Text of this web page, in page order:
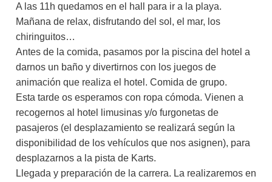
A las 11h quedamos en el hall para ir a la playa.
Mañana de relax, disfrutando del sol, el mar, los
chiringuitos…
Antes de la comida, pasamos por la piscina del hotel a
darnos un baño y divertirnos con los juegos de
animación que realiza el hotel. Comida de grupo.
Esta tarde os esperamos con ropa cómoda. Vienen a
recogernos al hotel limusinas y/o furgonetas de
pasajeros (el desplazamiento se realizará según la
disponibilidad de los vehículos que nos asignen), para
desplazarnos a la pista de Karts.
Llegada y preparación de la carrera. La realizaremos en